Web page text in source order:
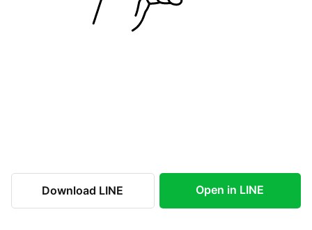
Download LINE Open in LINE